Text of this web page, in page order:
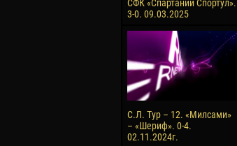
СФК «Спартаний Спортул».
3-0. 09.03.2025
С.Л. Тур – 12. «Милсами»
– «Шериф». 0-4.
02.11.2024г.